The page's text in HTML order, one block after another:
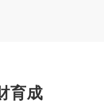
育成